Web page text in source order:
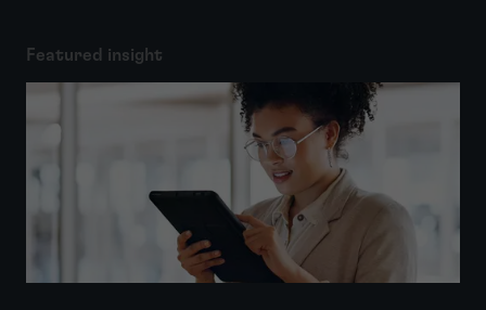
Featured insight